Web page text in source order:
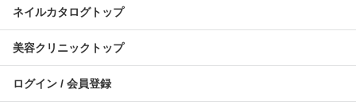
ネイルカタログトップ
美容クリニックトップ
ログイン / 会員登録